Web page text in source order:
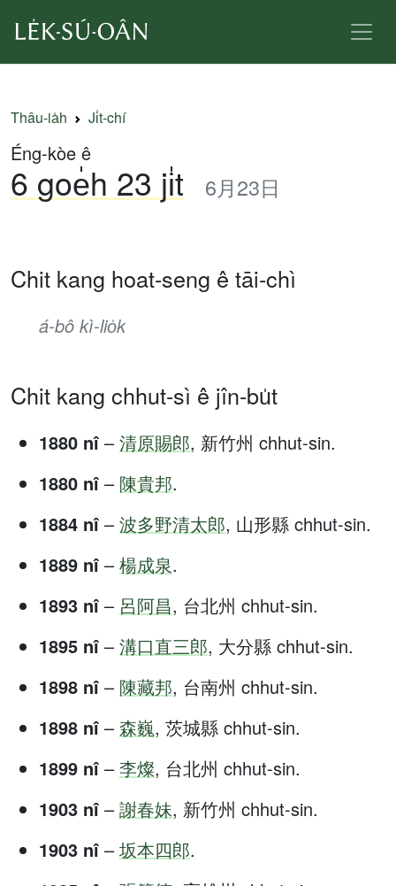
Thâu-ia̍h Ji̍t-chí
Éng-kòe ê
6 goe̍h 23 ji̍t 6月23日
Chit kang hoat-seng ê tāi-chì
á-bô kì-lio̍k
Chit kang chhut-sì ê jîn-bu̍t
1880 nî – 清原賜郎, 新竹州 chhut-sin.
1880 nî – 陳貴邦.
1884 nî – 波多野清太郎, 山形縣 chhut-sin.
1889 nî – 楊成泉.
1893 nî – 呂阿昌, 台北州 chhut-sin.
1895 nî – 溝口直三郎, 大分縣 chhut-sin.
1898 nî – 陳藏邦, 台南州 chhut-sin.
1898 nî – 森巍, 茨城縣 chhut-sin.
1899 nî – 李燦, 台北州 chhut-sin.
1903 nî – 謝春妹, 新竹州 chhut-sin.
1903 nî – 坂本四郎.